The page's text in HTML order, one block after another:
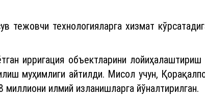
технологияларга хизмат
ирригация объектларини лойиҳалаштириш
муҳимлиги айтилди. Мисол учун,
илмий изланишларга йўналтирилган.
вилоятдаги ирригация